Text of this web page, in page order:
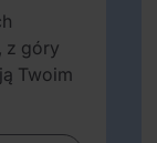
z góry
Twoim